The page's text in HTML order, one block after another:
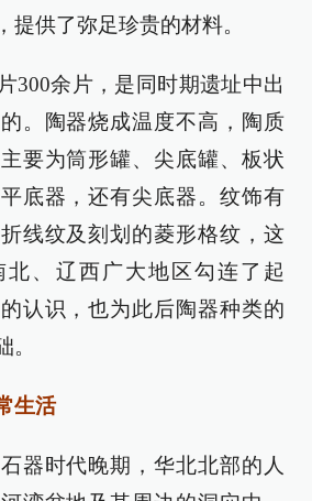
提供了弥足珍贵的材料。
300余片，是同时期遗址中出
。陶器烧成温度不高，陶质
要为筒形罐、尖底罐、板状
底器，还有尖底器。纹饰有
线纹及刻划的菱形格纹，这
北、辽西广大地区勾连了起
认识，也为此后陶器种类的
。
生活
器时代晚期，华北北部的人